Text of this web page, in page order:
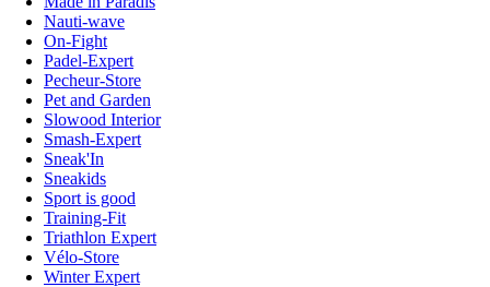
Nauti-wave
On-Fight
Padel-Expert
Pecheur-Store
Pet and Garden
Slowood Interior
Smash-Expert
Sneak'In
Sneakids
Sport is good
Training-Fit
Triathlon Expert
Vélo-Store
Winter Expert